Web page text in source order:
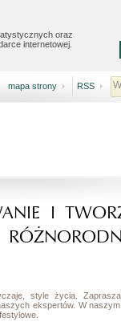
oraz
internetowej.
mapa strony RSS
I
style życia.
ekspertów. W